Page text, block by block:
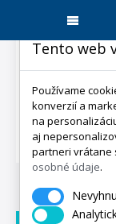
Tento web
Používame
konverzií a
na
aj
partneri vrátane
osobné údaje.